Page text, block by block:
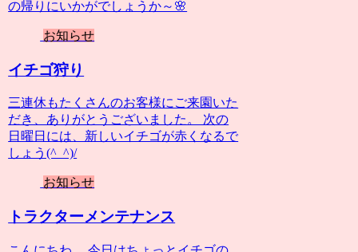
の帰りにいかがでしょうか～🌸
お知らせ
イチゴ狩り
三連休もたくさんのお客様にご来園いた
だき、ありがとうございました。 次の
日曜日には、新しいイチゴが赤くなるで
しょう(^_^)/
お知らせ
トラクターメンテナンス